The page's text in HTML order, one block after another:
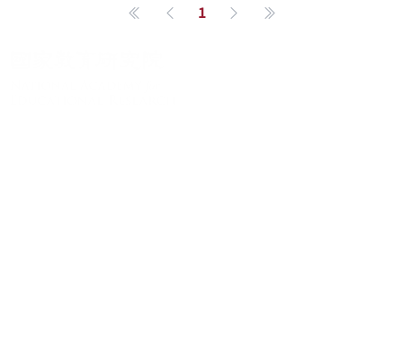
第一頁上一頁
1 下一頁最後一頁